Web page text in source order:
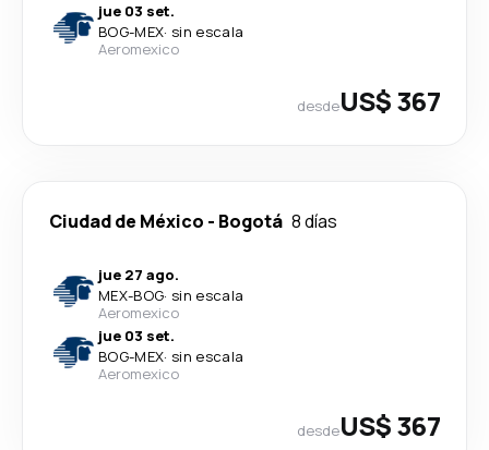
jue 03 set.
BOG-MEX· sin escala
Aeromexico
desdeUS$ 367
Ciudad de México - Bogotá 8 días
jue 27 ago.
MEX-BOG· sin escala
Aeromexico
jue 03 set.
BOG-MEX· sin escala
Aeromexico
desdeUS$ 367